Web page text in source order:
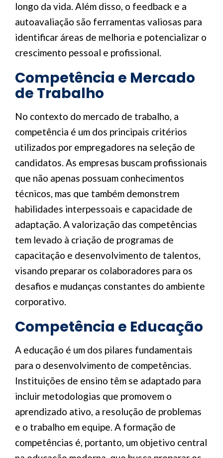
longo da vida. Além disso, o feedback e a
autoavaliação são ferramentas valiosas para
identificar áreas de melhoria e potencializar o
crescimento pessoal e profissional.
Competência e Mercado
de Trabalho
No contexto do mercado de trabalho, a
competência é um dos principais critérios
utilizados por empregadores na seleção de
candidatos. As empresas buscam profissionais
que não apenas possuam conhecimentos
técnicos, mas que também demonstrem
habilidades interpessoais e capacidade de
adaptação. A valorização das competências
tem levado à criação de programas de
capacitação e desenvolvimento de talentos,
visando preparar os colaboradores para os
desafios e mudanças constantes do ambiente
corporativo.
Competência e Educação
A educação é um dos pilares fundamentais
para o desenvolvimento de competências.
Instituições de ensino têm se adaptado para
incluir metodologias que promovem o
aprendizado ativo, a resolução de problemas
e o trabalho em equipe. A formação de
competências é, portanto, um objetivo central